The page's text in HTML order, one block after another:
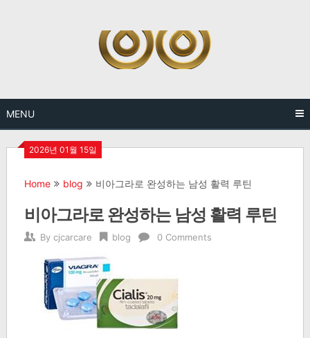
MENU
2026년 01월 15일
Home blog 비아그라로 완성하는 남성 활력 루틴
비아그라로 완성하는 남성 활력 루틴
By cjcarcare blog 0 Comments